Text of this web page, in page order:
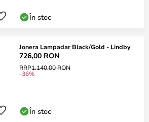
În stoc
Jonera Lampadar Black/Gold - Lindby
726,00 RON
RRP1.140,00 RON
-36%
În stoc